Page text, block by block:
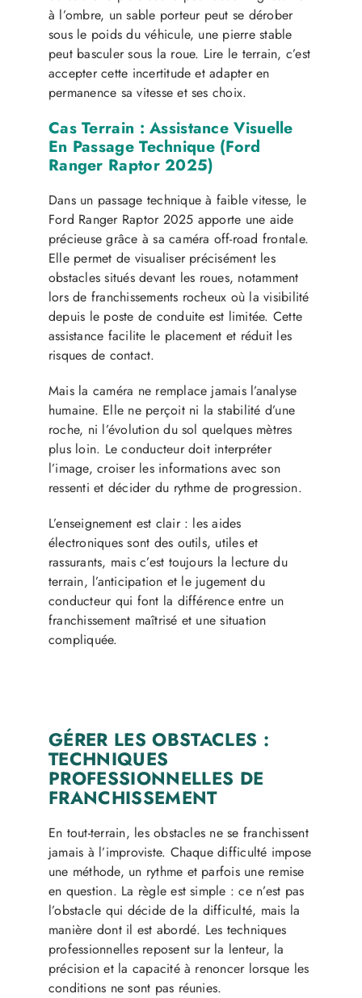
à l’ombre, un sable porteur peut se dérober
sous le poids du véhicule, une pierre stable
peut basculer sous la roue. Lire le terrain, c’est
accepter cette incertitude et adapter en
permanence sa vitesse et ses choix.
Cas Terrain : Assistance Visuelle
En Passage Technique (Ford
Ranger Raptor 2025)
Dans un passage technique à faible vitesse, le
Ford Ranger Raptor 2025 apporte une aide
précieuse grâce à sa caméra off-road frontale.
Elle permet de visualiser précisément les
obstacles situés devant les roues, notamment
lors de franchissements rocheux où la visibilité
depuis le poste de conduite est limitée. Cette
assistance facilite le placement et réduit les
risques de contact.
Mais la caméra ne remplace jamais l’analyse
humaine. Elle ne perçoit ni la stabilité d’une
roche, ni l’évolution du sol quelques mètres
plus loin. Le conducteur doit interpréter
l’image, croiser les informations avec son
ressenti et décider du rythme de progression.
L’enseignement est clair : les aides
électroniques sont des outils, utiles et
rassurants, mais c’est toujours la lecture du
terrain, l’anticipation et le jugement du
conducteur qui font la différence entre un
franchissement maîtrisé et une situation
compliquée.
GÉRER LES OBSTACLES :
TECHNIQUES
PROFESSIONNELLES DE
FRANCHISSEMENT
En tout-terrain, les obstacles ne se franchissent
jamais à l’improviste. Chaque difficulté impose
une méthode, un rythme et parfois une remise
en question. La règle est simple : ce n’est pas
l’obstacle qui décide de la difficulté, mais la
manière dont il est abordé. Les techniques
professionnelles reposent sur la lenteur, la
précision et la capacité à renoncer lorsque les
conditions ne sont pas réunies.